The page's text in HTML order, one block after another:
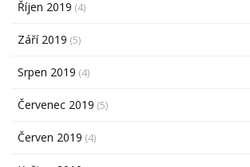
Říjen 2019 (4)
Září 2019 (5)
Srpen 2019 (4)
Červenec 2019 (5)
Červen 2019 (4)